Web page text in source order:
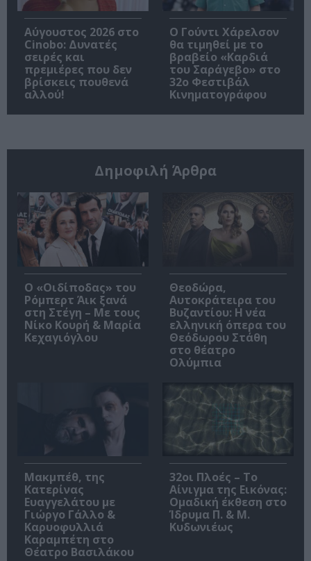
Αύγουστος 2026 στο
Cinobo: Δυνατές
σειρές και
πρεμιέρες που δεν
βρίσκεις πουθενά
αλλού!
Ο Γούντι Χάρελσον
θα τιμηθεί με το
βραβείο «Καρδιά
του Σαράγεβο» στο
32ο Φεστιβάλ
Κινηματογράφου
Δημοφιλή Άρθρα
O «Οιδίποδας» του
Ρόμπερτ Άικ ξανά
στη Στέγη – Με τους
Νίκο Κουρή & Μαρία
Κεχαγιόγλου
Θεοδώρα,
Αυτοκράτειρα του
Βυζαντίου: Η νέα
ελληνική όπερα του
Θεόδωρου Στάθη
στο θέατρο
Ολύμπια
Μακμπέθ, της
Κατερίνας
Ευαγγελάτου με
Γιώργο Γάλλο &
Καρυοφυλλιά
Καραμπέτη στο
Θέατρο Βασιλάκου
32οι Πλοές – Το
Αίνιγμα της Εικόνας:
Ομαδική έκθεση στο
Ίδρυμα Π. & Μ.
Κυδωνιέως